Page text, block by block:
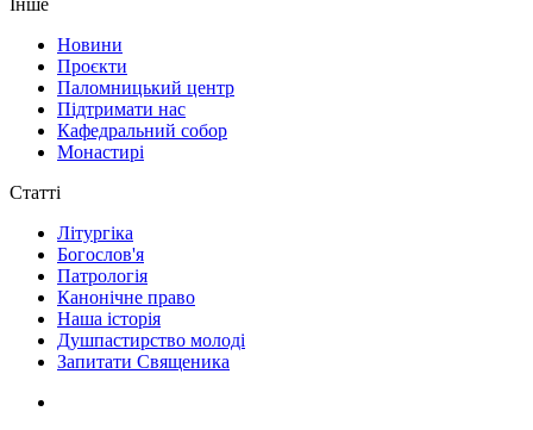
Новини
Проєкти
Паломницький центр
Підтримати нас
Кафедральний собор
Монастирі
Статті
Літургіка
Богослов'я
Патрологія
Канонічне право
Наша історія
Душпастирство молоді
Запитати Священика